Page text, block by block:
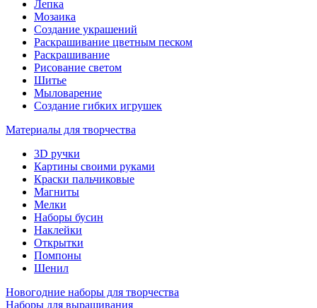
Лепка
Мозаика
Создание украшений
Раскрашивание цветным песком
Раскрашивание
Рисование светом
Шитье
Мыловарение
Создание гибких игрушек
Материалы для творчества
3D ручки
Картины своими руками
Краски пальчиковые
Магниты
Мелки
Наборы бусин
Наклейки
Открытки
Помпоны
Шенил
Новогодние наборы для творчества
Наборы для выращивания